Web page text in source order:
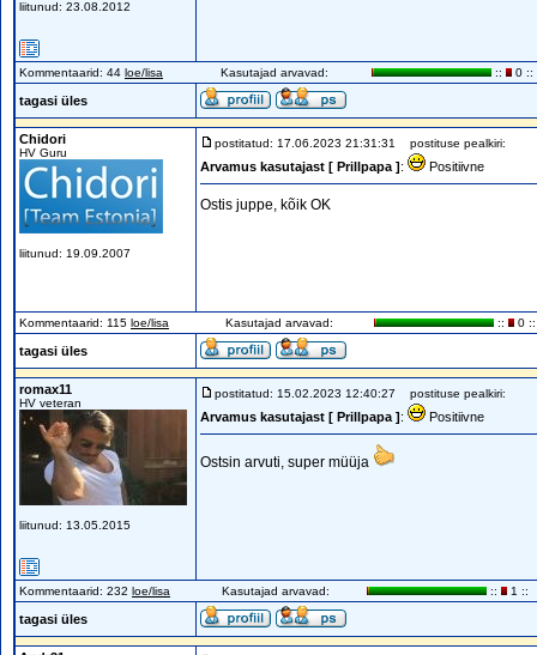
liitunud: 23.08.2012
Kommentaarid: 44 loe/lisa Kasutajad arvavad: :: 0 ::
tagasi üles
Chidori
HV Guru
liitunud: 19.09.2007
postitatud: 17.06.2023 21:31:31 postituse pealkiri:
Arvamus kasutajast [ Prillpapa ]: Positiivne
Ostis juppe, kõik OK
Kommentaarid: 115 loe/lisa Kasutajad arvavad: :: 0 ::
tagasi üles
romax11
HV veteran
liitunud: 13.05.2015
postitatud: 15.02.2023 12:40:27 postituse pealkiri:
Arvamus kasutajast [ Prillpapa ]: Positiivne
Ostsin arvuti, super müüja
Kommentaarid: 232 loe/lisa Kasutajad arvavad: :: 1 ::
tagasi üles